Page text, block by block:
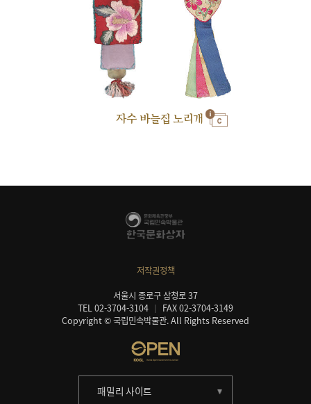
자수 바늘집 노리개
저작권정책
서울시 종로구 삼청로 37
TEL 02-3704-3104
FAX 02-3704-3149
Copyright © 국립민속박물관. All Rights Reserved
패밀리 사이트